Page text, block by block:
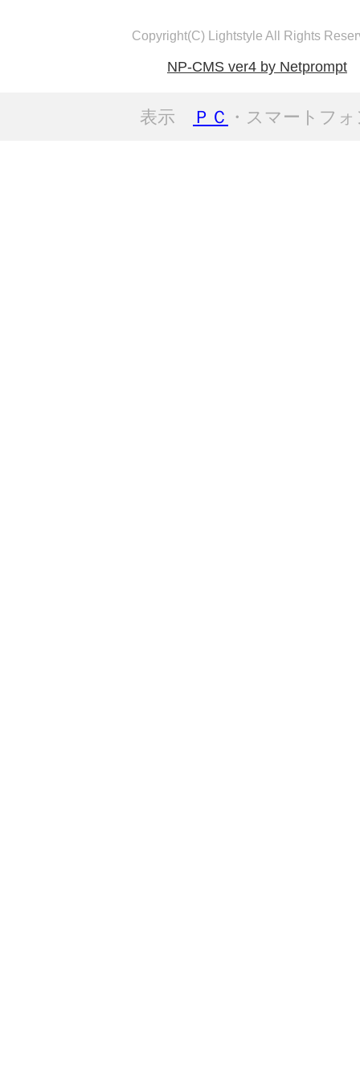
Copyright(C) Lightstyle All Rights
NP-CMS ver4 by Netprompt
表示 ＰＣ ・スマートフ